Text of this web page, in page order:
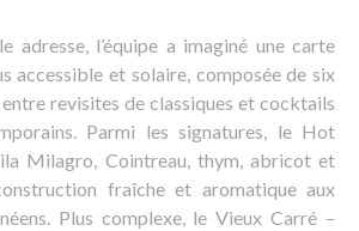
adresse, l’équipe a imaginé une carte
accessible et solaire, composée de six
revisites de classiques et cocktails
Parmi les signatures, le Hot
Milagro, Cointreau, thym, abricot et
fraîche et aromatique aux
Plus complexe, le Vieux Carré –